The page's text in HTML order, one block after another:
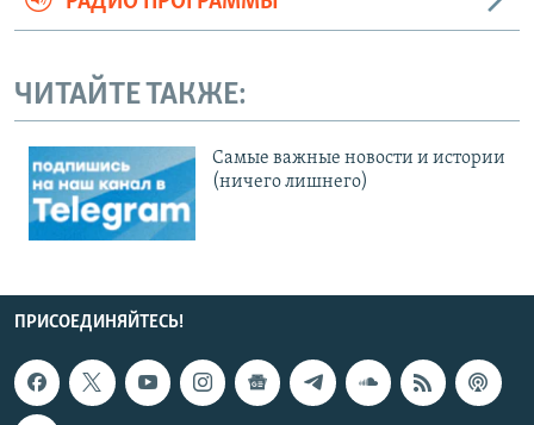
ЧИТАЙТЕ ТАКЖЕ:
Cамые важные новости и истории
(ничего лишнего)
ПРИСОЕДИНЯЙТЕСЬ!